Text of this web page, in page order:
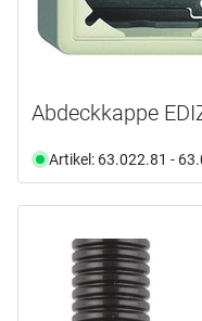
Abdeckkappe
Artikel: 63.022.81 -